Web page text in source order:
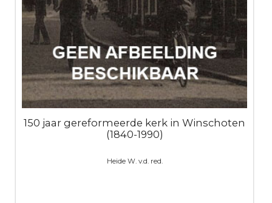
150 jaar gereformeerde kerk in Winschoten
(1840-1990)
Heide W. v.d. red.